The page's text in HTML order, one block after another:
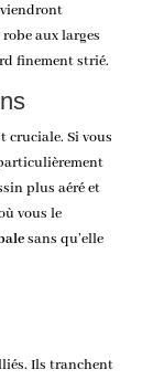
aux larges
finement strié.
cruciale. Si vous
plus aéré et
vous le
sans qu’elle
Ils tranchent